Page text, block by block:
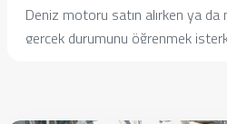
Deniz motoru satın alırken ya
gerçek durumunu öğrenmek